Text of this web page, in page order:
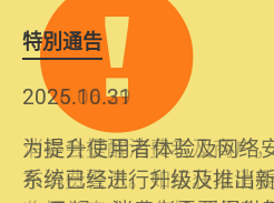
特別通告
2026.06.29
消委会提醒消费者及商户
布消费警示。如接获以消
2025.10.31
为提升使用者体验及网络
系统已经进行升级及推出